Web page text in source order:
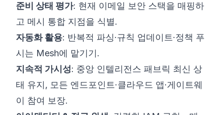
준비 상태 평가: 현재 이메일 보안 스택을 매핑하
고 메시 통합 지점을 식별.
자동화 활용: 반복적 파싱·규칙 업데이트·정책 푸
시는 Mesh에 맡기기.
지속적 가시성: 중앙 인텔리전스 패브릭 최신 상
태 유지, 모든 엔드포인트·클라우드 앱·게이트웨
이 참여 보장.